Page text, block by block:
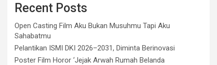
Recent Posts
Open Casting Film Aku Bukan Musuhmu Tapi Aku
Sahabatmu
Pelantikan ISMI DKI 2026–2031, Diminta Berinovasi
Poster Film Horor ‘Jejak Arwah Rumah Belanda